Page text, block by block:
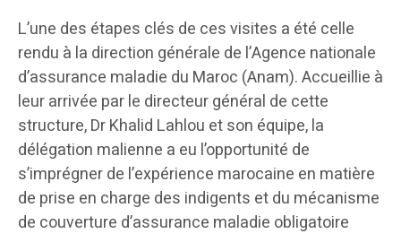
L’une des étapes clés de ces visites a été celle
rendu à la direction générale de l’Agence nationale
d’assurance maladie du Maroc (Anam). Accueillie à
leur arrivée par le directeur général de cette
structure, Dr Khalid Lahlou et son équipe, la
délégation malienne a eu l’opportunité de
s’imprégner de l’expérience marocaine en matière
de prise en charge des indigents et du mécanisme
de couverture d’assurance maladie obligatoire